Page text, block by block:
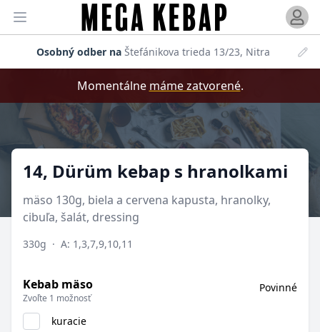
Otvoriť menu
Osobný odber naŠtefánikova trieda 13/23, Nitra
Momentálne máme zatvorené.
Produkt
14, Dürüm kebap s hranolkami
mäso 130g, biela a cervena kapusta, hranolky,
cibuľa, šalát, dressing
330g · A: 1,3,7,9,10,11
Kebab mäso
Zvoľte 1 možnosť
Povinné
kuracie